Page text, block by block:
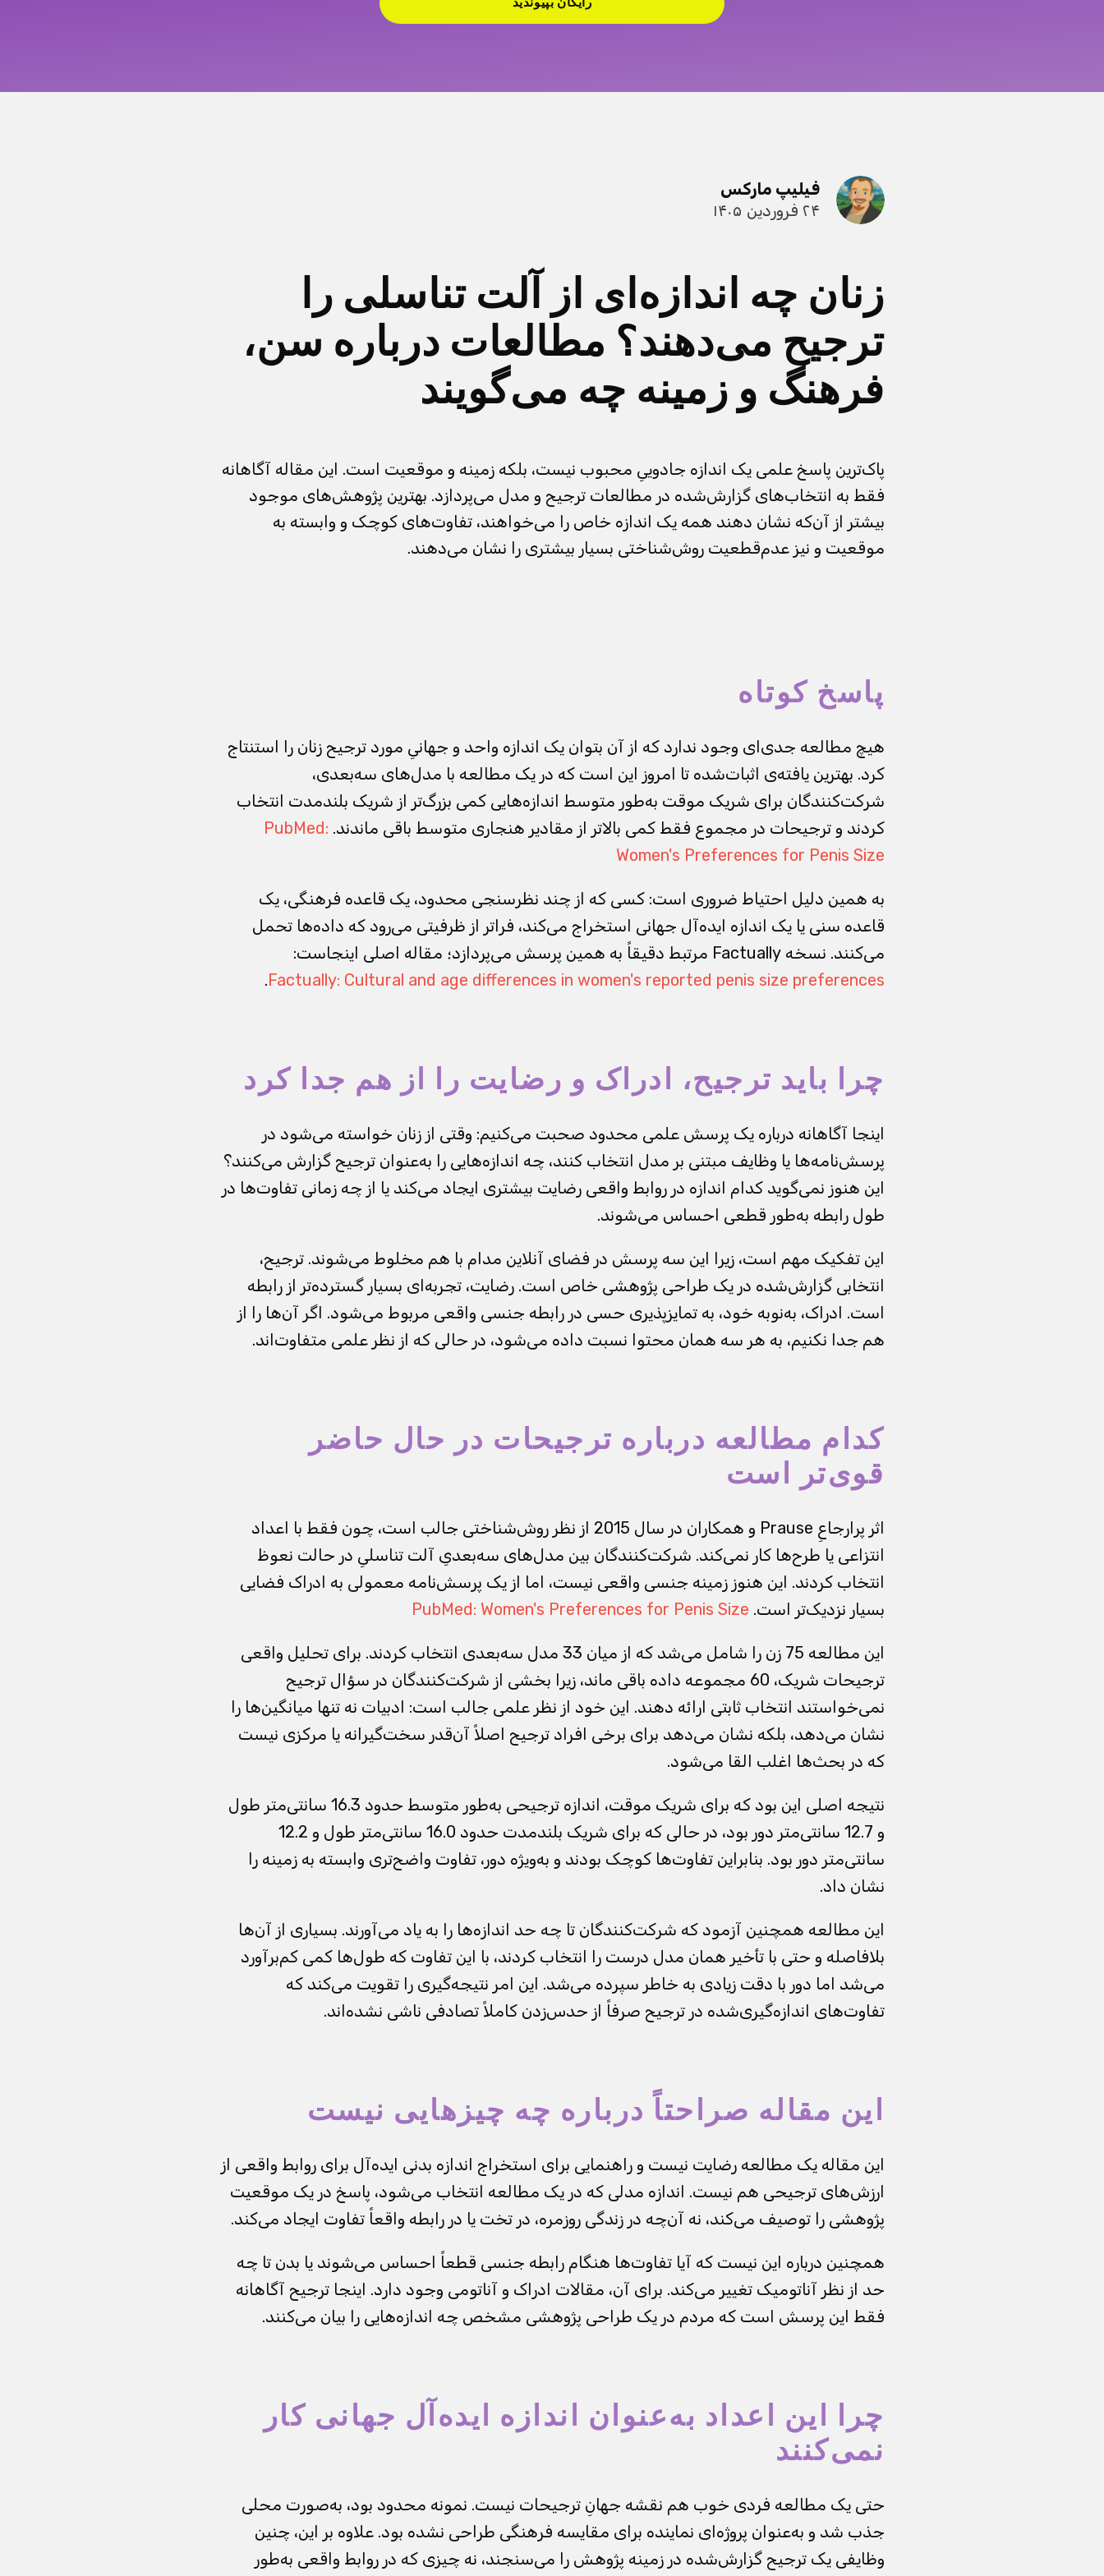
فیلیپ مارکس
۲۴ فروردین ۱۴۰۵
زنان چه اندازه‌ای از آلت تناسلی را
ترجیح می‌دهند؟ مطالعات درباره سن،
فرهنگ و زمینه چه می‌گویند
پاک‌ترین پاسخ علمی یک اندازه جادوییِ محبوب نیست، بلکه زمینه و موقعیت است. این مقاله آگاهانه
فقط به انتخاب‌های گزارش‌شده در مطالعات ترجیح و مدل می‌پردازد. بهترین پژوهش‌های موجود
بیشتر از آن‌که نشان دهند همه یک اندازه خاص را می‌خواهند، تفاوت‌های کوچک و وابسته به
موقعیت و نیز عدم‌قطعیت روش‌شناختی بسیار بیشتری را نشان می‌دهند.
پاسخ کوتاه
هیچ مطالعه جدی‌ای وجود ندارد که از آن بتوان یک اندازه واحد و جهانیِ مورد ترجیح زنان را استنتاج
کرد. بهترین یافته‌ی اثبات‌شده تا امروز این است که در یک مطالعه با مدل‌های سه‌بعدی،
شرکت‌کنندگان برای شریک موقت به‌طور متوسط اندازه‌هایی کمی بزرگ‌تر از شریک بلندمدت انتخاب
کردند و ترجیحات در مجموع فقط کمی بالاتر از مقادیر هنجاری متوسط باقی ماندند. PubMed:
Women's Preferences for Penis Size
به همین دلیل احتیاط ضروری است: کسی که از چند نظرسنجی محدود، یک قاعده فرهنگی، یک
قاعده سنی یا یک اندازه ایده‌آل جهانی استخراج می‌کند، فراتر از ظرفیتی می‌رود که داده‌ها تحمل
می‌کنند. نسخه Factually مرتبط دقیقاً به همین پرسش می‌پردازد؛ مقاله اصلی اینجاست:
Factually: Cultural and age differences in women's reported penis size preferences
.
چرا باید ترجیح، ادراک و رضایت را از هم جدا کرد
اینجا آگاهانه درباره یک پرسش علمی محدود صحبت می‌کنیم: وقتی از زنان خواسته می‌شود در
پرسش‌نامه‌ها یا وظایف مبتنی بر مدل انتخاب کنند، چه اندازه‌هایی را به‌عنوان ترجیح گزارش می‌کنند؟
این هنوز نمی‌گوید کدام اندازه در روابط واقعی رضایت بیشتری ایجاد می‌کند یا از چه زمانی تفاوت‌ها در
طول رابطه به‌طور قطعی احساس می‌شوند.
این تفکیک مهم است، زیرا این سه پرسش در فضای آنلاین مدام با هم مخلوط می‌شوند. ترجیح،
انتخابی گزارش‌شده در یک طراحی پژوهشی خاص است. رضایت، تجربه‌ای بسیار گسترده‌تر از رابطه
است. ادراک، به‌نوبه خود، به تمایزپذیری حسی در رابطه جنسی واقعی مربوط می‌شود. اگر آن‌ها را از
هم جدا نکنیم، به هر سه همان محتوا نسبت داده می‌شود، در حالی که از نظر علمی متفاوت‌اند.
کدام مطالعه درباره ترجیحات در حال حاضر
قوی‌تر است
اثر پرارجاعِ Prause و همکاران در سال 2015 از نظر روش‌شناختی جالب است، چون فقط با اعداد
انتزاعی یا طرح‌ها کار نمی‌کند. شرکت‌کنندگان بین مدل‌های سه‌بعدیِ آلت تناسلیِ در حالت نعوظ
انتخاب کردند. این هنوز زمینه جنسی واقعی نیست، اما از یک پرسش‌نامه معمولی به ادراک فضایی
بسیار نزدیک‌تر است. PubMed: Women's Preferences for Penis Size
این مطالعه 75 زن را شامل می‌شد که از میان 33 مدل سه‌بعدی انتخاب کردند. برای تحلیل واقعی
ترجیحات شریک، 60 مجموعه داده باقی ماند، زیرا بخشی از شرکت‌کنندگان در سؤال ترجیح
نمی‌خواستند انتخاب ثابتی ارائه دهند. این خود از نظر علمی جالب است: ادبیات نه تنها میانگین‌ها را
نشان می‌دهد، بلکه نشان می‌دهد برای برخی افراد ترجیح اصلاً آن‌قدر سخت‌گیرانه یا مرکزی نیست
که در بحث‌ها اغلب القا می‌شود.
نتیجه اصلی این بود که برای شریک موقت، اندازه ترجیحی به‌طور متوسط حدود 16.3 سانتی‌متر طول
و 12.7 سانتی‌متر دور بود، در حالی که برای شریک بلندمدت حدود 16.0 سانتی‌متر طول و 12.2
سانتی‌متر دور بود. بنابراین تفاوت‌ها کوچک بودند و به‌ویژه دور، تفاوت واضح‌تری وابسته به زمینه را
نشان داد.
این مطالعه همچنین آزمود که شرکت‌کنندگان تا چه حد اندازه‌ها را به یاد می‌آورند. بسیاری از آن‌ها
بلافاصله و حتی با تأخیر همان مدل درست را انتخاب کردند، با این تفاوت که طول‌ها کمی کم‌برآورد
می‌شد اما دور با دقت زیادی به خاطر سپرده می‌شد. این امر نتیجه‌گیری را تقویت می‌کند که
تفاوت‌های اندازه‌گیری‌شده در ترجیح صرفاً از حدس‌زدن کاملاً تصادفی ناشی نشده‌اند.
این مقاله صراحتاً درباره چه چیزهایی نیست
این مقاله یک مطالعه رضایت نیست و راهنمایی برای استخراج اندازه بدنی ایده‌آل برای روابط واقعی از
ارزش‌های ترجیحی هم نیست. اندازه مدلی که در یک مطالعه انتخاب می‌شود، پاسخ در یک موقعیت
پژوهشی را توصیف می‌کند، نه آن‌چه در زندگی روزمره، در تخت یا در رابطه واقعاً تفاوت ایجاد می‌کند.
همچنین درباره این نیست که آیا تفاوت‌ها هنگام رابطه جنسی قطعاً احساس می‌شوند یا بدن تا چه
حد از نظر آناتومیک تغییر می‌کند. برای آن، مقالات ادراک و آناتومی وجود دارد. اینجا ترجیح آگاهانه
فقط این پرسش است که مردم در یک طراحی پژوهشی مشخص چه اندازه‌هایی را بیان می‌کنند.
چرا این اعداد به‌عنوان اندازه ایده‌آل جهانی کار
نمی‌کنند
حتی یک مطالعه فردی خوب هم نقشه جهانِ ترجیحات نیست. نمونه محدود بود، به‌صورت محلی
جذب شد و به‌عنوان پروژه‌ای نماینده برای مقایسه فرهنگی طراحی نشده بود. علاوه بر این، چنین
وظایفی یک ترجیح گزارش‌شده در زمینه پژوهش را می‌سنجند، نه چیزی که در روابط واقعی به‌طور